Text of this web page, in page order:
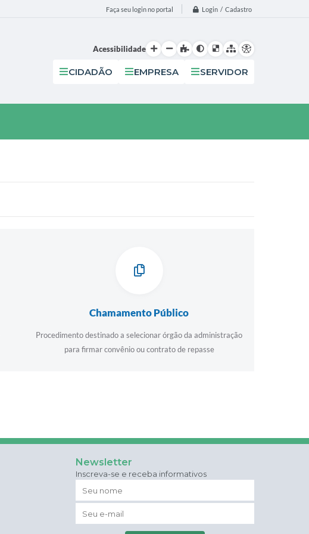
Faça seu login no portal Login / Cadastro
Acessibilidade
CIDADÃO EMPRESA SERVIDOR
Chamamento Público
Procedimento destinado a selecionar órgão da administração
para firmar convênio ou contrato de repasse
Newsletter
Inscreva-se e receba informativos